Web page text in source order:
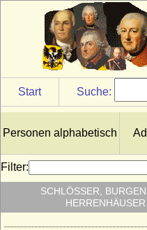
Start Suche:
Personen alphabetisch
Filter:
SCHLÖSSER,
HERRENHÄUSER